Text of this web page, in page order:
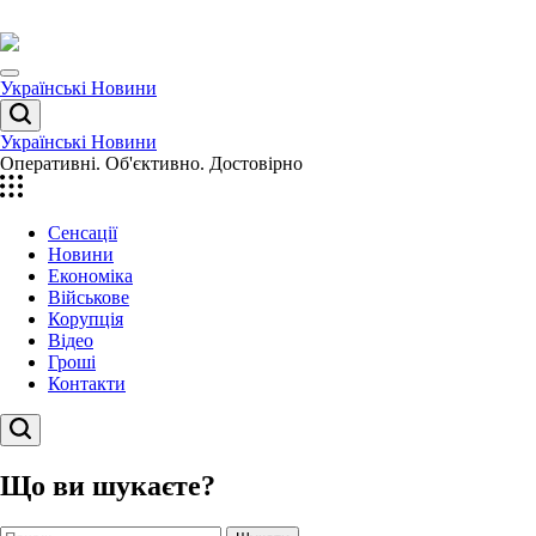
до
вмісту
Menu
Українські Новини
Пошук
Українські Новини
Оперативні. Об'єктивно. Достовірно
Сенсації
Новини
Економіка
Військове
Корупція
Відео
Гроші
Контакти
Пошук
Що ви шукаєте?